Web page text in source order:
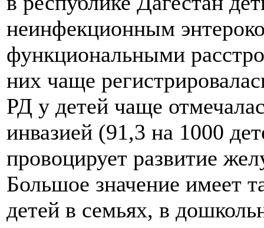
неинфекционным
функциональными
них чаще
РД у детей чаще
инвазией (91,3 на 1000
провоцирует развитие
Большое значение имеет
детей в семьях, в